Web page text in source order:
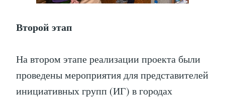
Второй этап
На втором этапе реализации проекта были
проведены мероприятия для представителей
инициативных групп (ИГ) в городах